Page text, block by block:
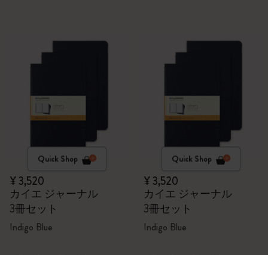
Quick Shop
¥ 3,520
カイエ ジャーナル
3冊セット
Indigo Blue
Quick Shop
¥ 3,520
カイエ ジャーナル
3冊セット
Indigo Blue